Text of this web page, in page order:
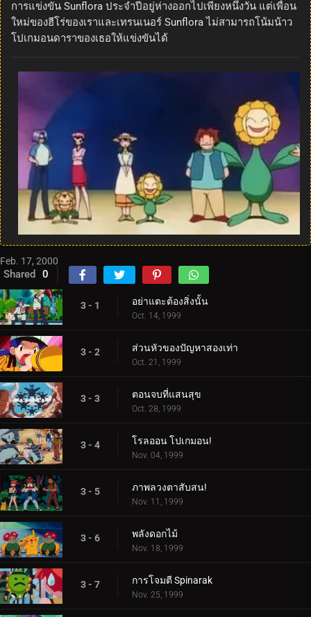
การแข่งขัน Sunflora ประจำปีอยู่ห่างออกไปเพียงหนึ่งวัน แต่เพื่อน
ใหม่ของฮีโร่ของเราและเทรนเนอร์ Sunflora ไม่สามารถโน้มน้าว
โปเกมอนดาราของเธอให้แข่งขันได้
Feb. 17, 2000
Shared 0
3 - 1 อย่าแตะต้องสิ่งนั้น
Oct. 14, 1999
3 - 2 ส่วนหัวของปัญหาสองเท่า
Oct. 21, 1999
3 - 3 ตอนจบที่แสนสุข
Oct. 28, 1999
3 - 4 โรลออน โปเกมอน!
Nov. 04, 1999
3 - 5 ภาพลวงตาสับสน!
Nov. 11, 1999
3 - 6 พลังดอกไม้
Nov. 18, 1999
3 - 7 การโจมตี Spinarak
Nov. 25, 1999